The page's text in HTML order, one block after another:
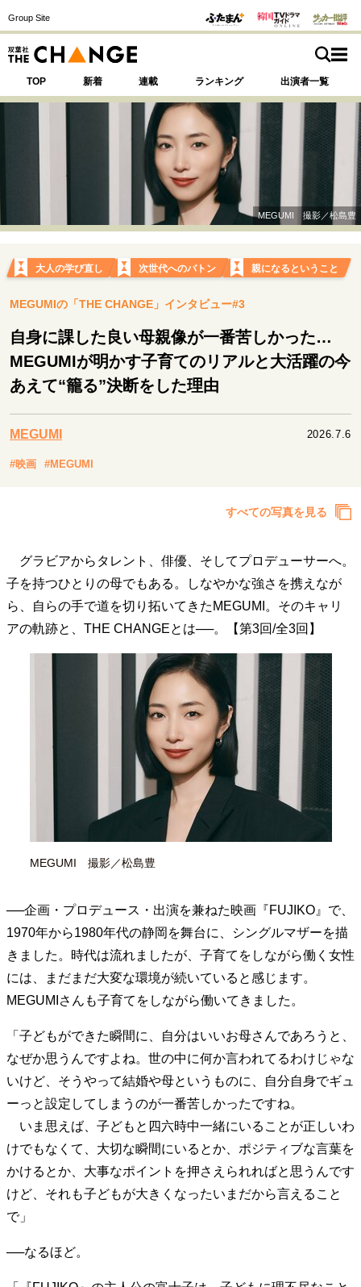
Group Site
TOP 新着 連載 ランキング 出演者一覧
注目の記事テーマで探す
運命を変えた出会い 決断の裏側
挫折からの再起
表現者の葛藤
人生が動いた日 10代の挫折と原点
キャリア・働き方
セカンドキャリアの描き方
独立という決断
大人の学び直し
ファーストキャリアを拓く
夢を掴む選択
次世代へのバトン
マインドセット
重圧との向き合い方 一流のルーティン
20代の現在地
美しさの哲学
パートナーとの歩み方
病が教えてくれたこと
熱狂できるもの
60代のネクストステージ
70代のグランドデザイン
地域とつながる/お金との付き合い方
MEGUMI 撮影／松島豊
大人の学び直し 次世代へのバトン 親になるということ
MEGUMIの「THE CHANGE」インタビュー#3
自身に課した良い母親像が一番苦しかった…
MEGUMIが明かす子育てのリアルと大活躍の今
あえて“籠る”決断をした理由
MEGUMI 2026.7.6
#映画 #MEGUMI
すべての写真を見る
グラビアからタレント、俳優、そしてプロデューサーへ。
子を持つひとりの母でもある。しなやかな強さを携えなが
ら、自らの手で道を切り拓いてきたMEGUMI。そのキャリ
アの軌跡と、THE CHANGEとは──。【第3回/全3回】
MEGUMI 撮影／松島豊
──企画・プロデュース・出演を兼ねた映画『FUJIKO』で、
1970年から1980年代の静岡を舞台に、シングルマザーを描
きました。時代は流れましたが、子育てをしながら働く女性
には、まだまだ大変な環境が続いていると感じます。
MEGUMIさんも子育てをしながら働いてきました。
「子どもができた瞬間に、自分はいいお母さんであろうと、
なぜか思うんですよね。世の中に何か言われてるわけじゃな
いけど、そうやって結婚や母というものに、自分自身でギュ
ーっと設定してしまうのが一番苦しかったですね。
いま思えば、子どもと四六時中一緒にいることが正しいわ
けでもなくて、大切な瞬間にいるとか、ポジティブな言葉を
かけるとか、大事なポイントを押さえられればと思うんです
けど、それも子どもが大きくなったいまだから言えること
で」
──なるほど。